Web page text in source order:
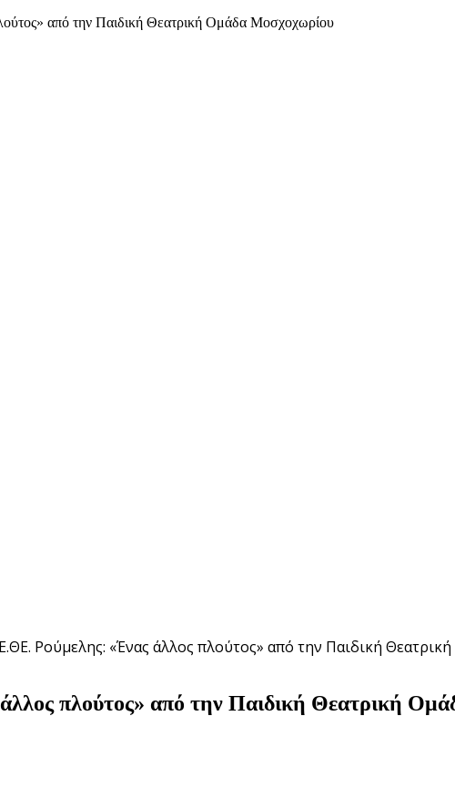
από την Παιδική Θεατρική Ομάδα Μοσχοχωρίου
Ρούμελης: «Ένας άλλος πλούτος» από την Παιδική
πλούτος» από την Παιδική Θεατρική